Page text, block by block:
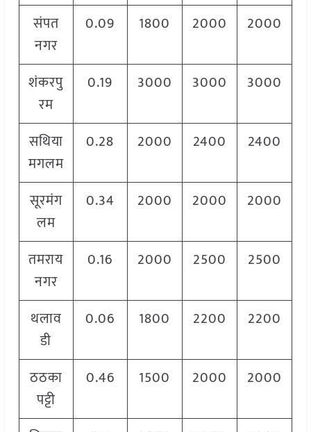
संपत
नगर
0.09 1800 2000 2000
शंकरपु
रम
0.19 3000 3000 3000
सथिया
मगलम
0.28 2000 2400 2400
सूरमंग
लम
0.34 2000 2000 2000
तमराय
नगर
0.16 2000 2500 2500
थलाव
डी
0.06 1800 2200 2200
ठठका
पट्टी
0.46 1500 2000 2000